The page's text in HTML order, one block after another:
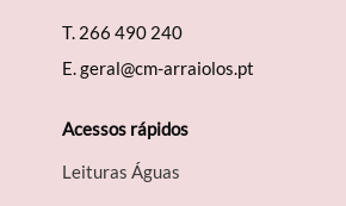
T. 266 490 240
E.geral@cm-arraiolos.pt
Acessos rápidos
Leituras Águas